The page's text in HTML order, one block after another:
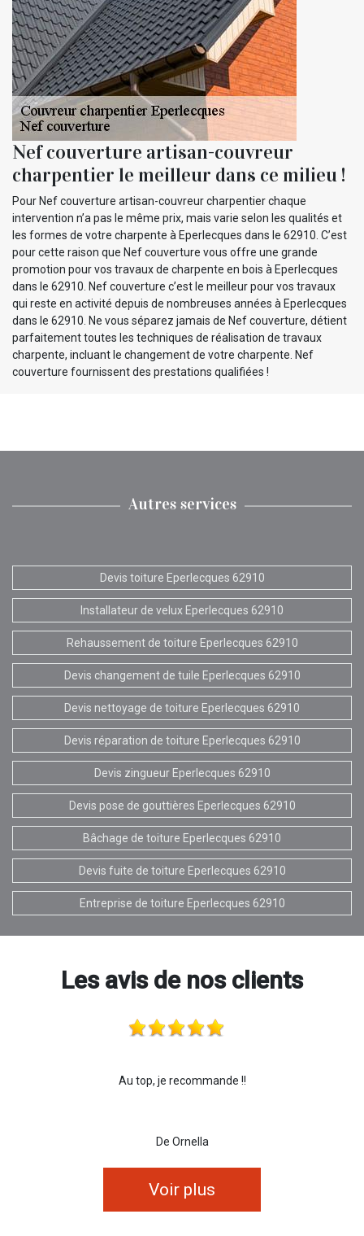
Nef couverture artisan-couvreur
charpentier le meilleur dans ce milieu !
Pour Nef couverture artisan-couvreur charpentier chaque
intervention n’a pas le même prix, mais varie selon les qualités et
les formes de votre charpente à Eperlecques dans le 62910. C’est
pour cette raison que Nef couverture vous offre une grande
promotion pour vos travaux de charpente en bois à Eperlecques
dans le 62910. Nef couverture c’est le meilleur pour vos travaux
qui reste en activité depuis de nombreuses années à Eperlecques
dans le 62910. Ne vous séparez jamais de Nef couverture, détient
parfaitement toutes les techniques de réalisation de travaux
charpente, incluant le changement de votre charpente. Nef
couverture fournissent des prestations qualifiées !
Autres services
Devis toiture Eperlecques 62910
Installateur de velux Eperlecques 62910
Rehaussement de toiture Eperlecques 62910
Devis changement de tuile Eperlecques 62910
Devis nettoyage de toiture Eperlecques 62910
Devis réparation de toiture Eperlecques 62910
Devis zingueur Eperlecques 62910
Devis pose de gouttières Eperlecques 62910
Bâchage de toiture Eperlecques 62910
Devis fuite de toiture Eperlecques 62910
Entreprise de toiture Eperlecques 62910
Les avis de nos clients
Au top, je recommande !!
De Ornella
Voir plus